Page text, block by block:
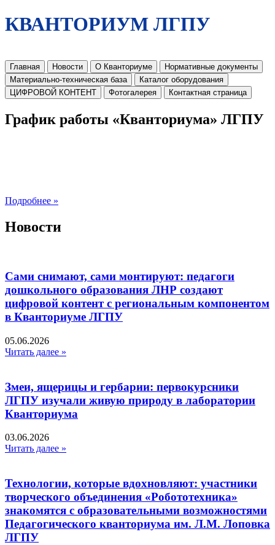
КВАНТОРИУМ ЛГПУ
Главная Новости О Кванториуме
Нормативные документы
Материально-техническая база
Каталог оборудования
ЦИФРОВОЙ КОНТЕНТ
Фотогалерея Контактная страница
График работы «Кванториума» ЛГПУ
Подробнее »
Новости
Сами снимают, сами монтируют: педагоги
дошкольного образования ЛНР создают
цифровой контент с региональным компонентом
в Кванториуме ЛГПУ​
05.06.2026
Читать далее »
Змеи, ящерицы и гербарии: первокурсники
ЛГПУ изучали живую природу в лаборатории
Кванториума
03.06.2026
Читать далее »
Технологии, которые вдохновляют: участники
творческого объединения «Робототехника»
знакомятся с образовательными возможностями
Педагогического кванториума им. Л.М. Лоповка
ЛГПУ